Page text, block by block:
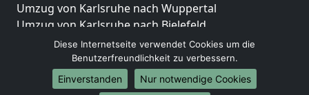
Umzug von Karlsruhe nach Wuppertal
Umzug von Karlsruhe nach Bielefeld
Umzug von Karlsruhe nach Bonn
Umzug von Karlsruhe nach Münster
Internationale-Umzüge
Diese Internetseite verwendet Cookies um die
Benutzerfreundlichkeit zu verbessern.
Einverstanden
Nur notwendige Cookies